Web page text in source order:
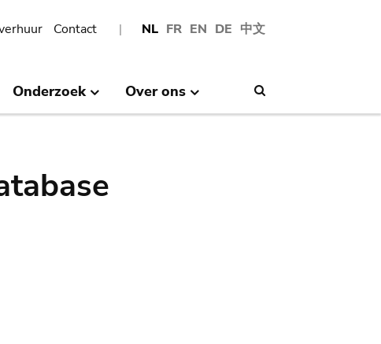
NL FR EN DE 中文
Contact
Onderzoek Over ons